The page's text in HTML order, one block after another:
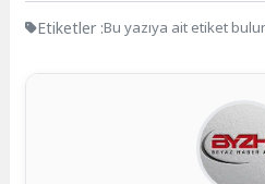
Etiketler :Bu yazıya ait etiket